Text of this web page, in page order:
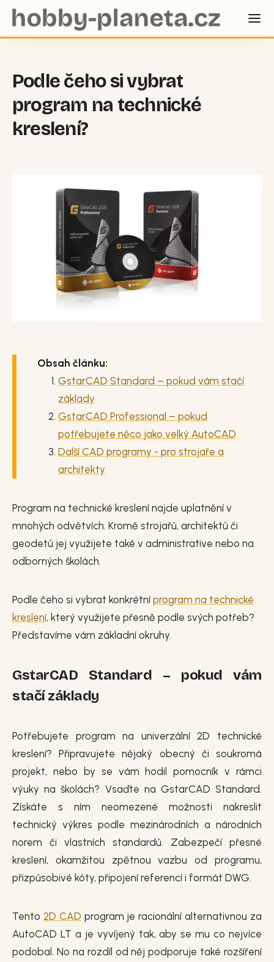
Podle čeho si vybrat
program na technické
kreslení?
Obsah článku:
GstarCAD Standard – pokud vám stačí
základy
GstarCAD Professional – pokud
potřebujete něco jako velký AutoCAD
Další CAD programy - pro strojaře a
architekty
Program na technické kreslení najde uplatnění v
mnohých odvětvích. Kromě strojařů, architektů či
geodetů jej využijete také v administrative nebo na
odborných školách.
Podle čeho si vybrat konkrétní program na technické
kreslení, který využijete přesně podle svých potřeb?
Představíme vám základní okruhy.
GstarCAD Standard – pokud vám
stačí základy
Potřebujete program na univerzální 2D technické
kreslení? Připravujete nějaký obecný či soukromá
projekt, nebo by se vám hodil pomocník v rámci
výuky na školách? Vsaďte na GstarCAD Standard.
Získáte s ním neomezené možnosti nakreslit
technický výkres podle mezinárodních a národních
norem či vlastních standardů. Zabezpečí přesné
kreslení, okamžitou zpětnou vazbu od programu,
přizpůsobivé kóty, připojení referencí i formát DWG.
Tento 2D CAD program je racionální alternativnou za
AutoCAD LT a je vyvíjený tak, aby se mu co nejvíce
podobal. No na rozdíl od něj podporuje také rozšíření